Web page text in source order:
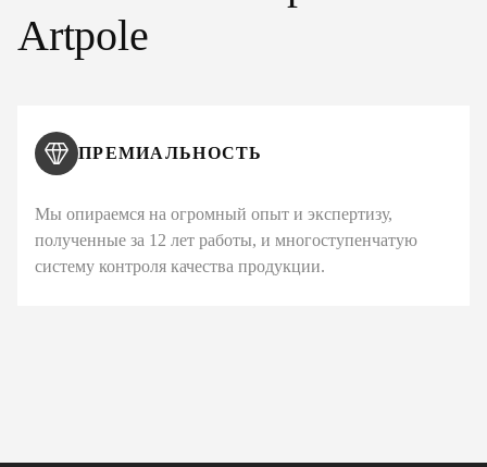
Artpole
ПРЕМИАЛЬНОСТЬ
Мы опираемся на огромный опыт и экспертизу,
полученные за 12 лет работы, и многоступенчатую
систему контроля качества продукции.